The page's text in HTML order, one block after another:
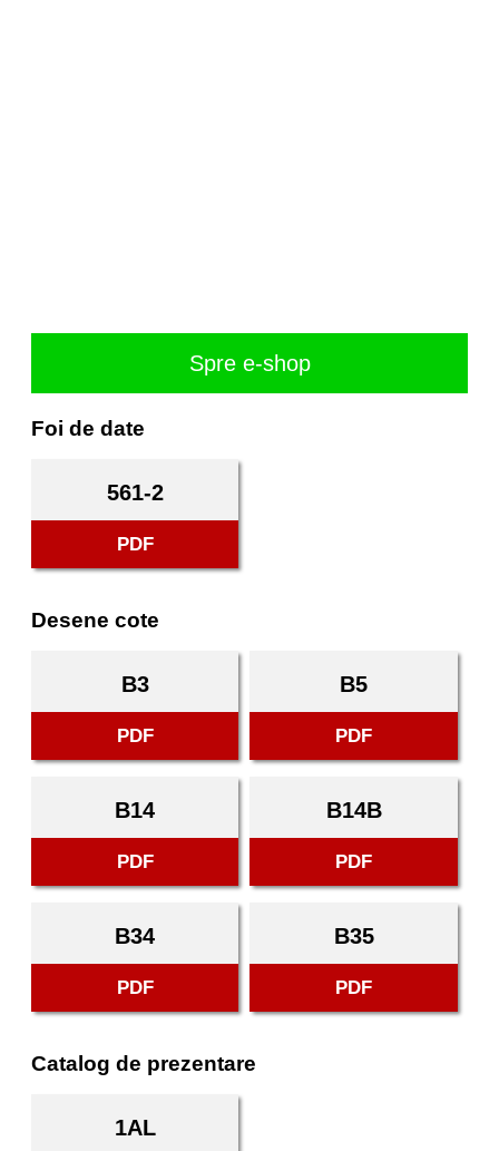
Spre e-shop
Foi de date
561-2
PDF
Desene cote
B3
PDF
B5
PDF
B14
PDF
B14B
PDF
B34
PDF
B35
PDF
Catalog de prezentare
1AL